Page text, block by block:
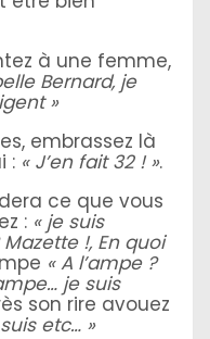
à une femme,
Bernard, je
»
embrassez là
: « J’en fait 32 ! ».
ce que vous
: « je suis
!, En quoi
« A l’ampe ?
je suis
son rire avouez
etc… »